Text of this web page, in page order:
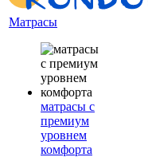
Матрасы
матрасы с
премиум
уровнем
комфорта